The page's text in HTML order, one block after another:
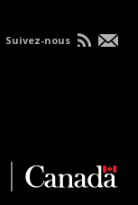
Suivez-nous